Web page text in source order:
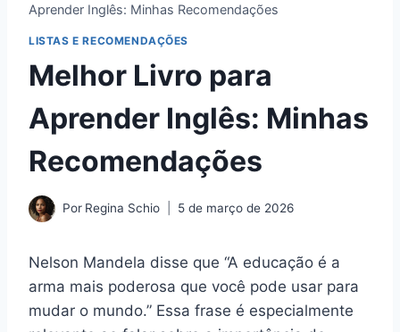
Aprender Inglês: Minhas Recomendações
LISTAS E RECOMENDAÇÕES
Melhor Livro para
Aprender Inglês: Minhas
Recomendações
Por Regina Schio 5 de março de 2026
Nelson Mandela disse que “A educação é a
arma mais poderosa que você pode usar para
mudar o mundo.” Essa frase é especialmente